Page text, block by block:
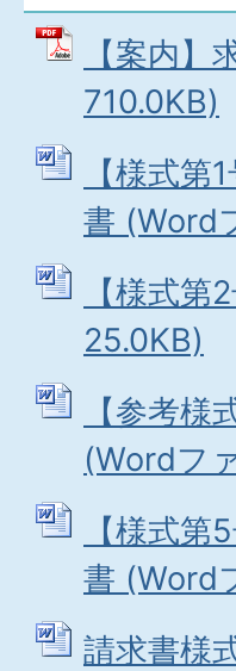
【案内
710.0KB)
【様式
書 (Word
【様式
25.0KB)
【参考
(Wordフ
【様式
書 (Word
請求書様